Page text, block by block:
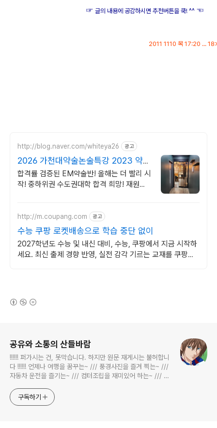
☞글의 내용에 공감하시면 추천버튼을 쿡! ^^☜
2011 1110 목 17:20 ...
http://blog.naver.com/whiteya26 광고
2026 가천대약술논술특강 2023 약술
논술 전원합격!
합격률 검증된 EM약술반! 올해는 더 빨리 시
작! 중하위권 수도권대학 합격 희망! 재원생
http://m.coupang.com 광고
수능 쿠팡 로켓배송으로 학습 중단 없이
2027학년도 수능 및 내신 대비, 수능, 쿠팡에서 지금 시작하
세요. 최신 출제 경향 반영, 실전 감각 기르는 교재를 쿠팡에
공유와 소통의 산들바람
!!!!!! 퍼가시는 건, 못막습니다. 하지만 원문 재게시는 불허합니
다 !!!!!! 언제나 여행을 꿈꾸는~ /// 풍경사진을 즐겨 찍는~ ///
자동차 운전을 즐기는~ /// 컴터조립을 재미있어 하는~ /// 고
식하는 미드가 있는~ /// 사회적 이슈에 발언하는~ 不老巨
구독하기